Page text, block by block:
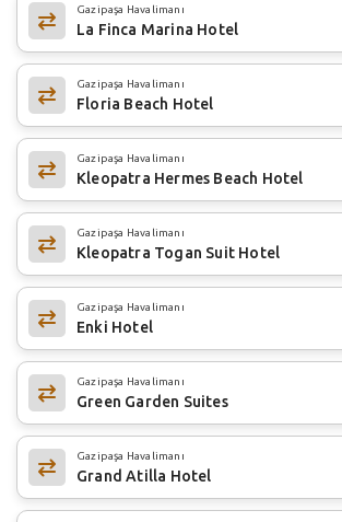
Gazipaşa Havalimanı
La Finca Marina Hotel
Gazipaşa Havalimanı
Floria Beach Hotel
Gazipaşa Havalimanı
Kleopatra Hermes Beach Hotel
Gazipaşa Havalimanı
Kleopatra Togan Suit Hotel
Gazipaşa Havalimanı
Enki Hotel
Gazipaşa Havalimanı
Green Garden Suites
Gazipaşa Havalimanı
Grand Atilla Hotel